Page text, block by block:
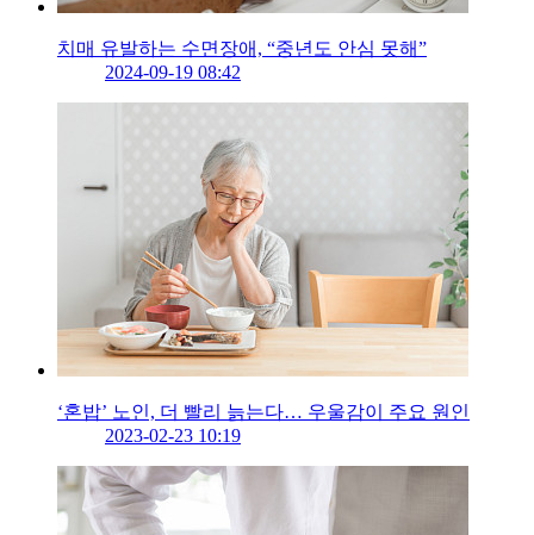
치매 유발하는 수면장애, “중년도 안심 못해”
2024-09-19 08:42
‘혼밥’ 노인, 더 빨리 늙는다… 우울감이 주요 원인
2023-02-23 10:19